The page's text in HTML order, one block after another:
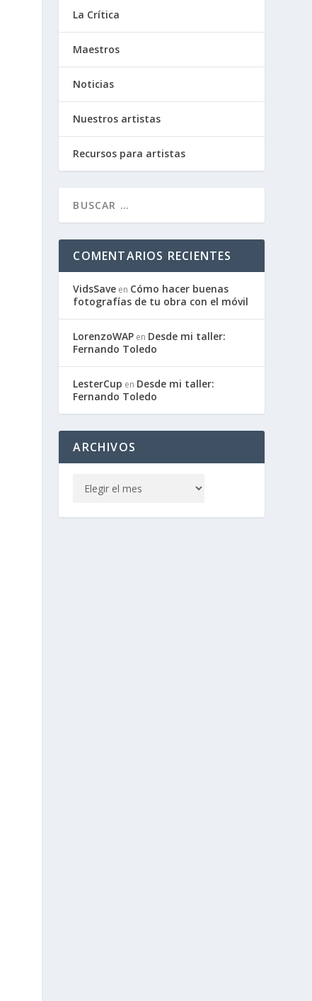
La Crítica
Maestros
Noticias
Nuestros artistas
Recursos para artistas
COMENTARIOS RECIENTES
VidsSave en Cómo hacer buenas
fotografías de tu obra con el móvil
LorenzoWAP en Desde mi taller:
Fernando Toledo
LesterCup en Desde mi taller:
Fernando Toledo
ARCHIVOS